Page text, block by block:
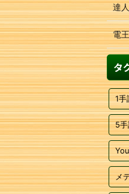
達
電
タ
1手
5
メ